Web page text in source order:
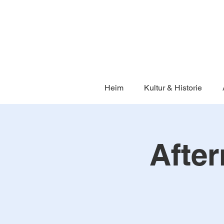
Heim Kultur & Historie